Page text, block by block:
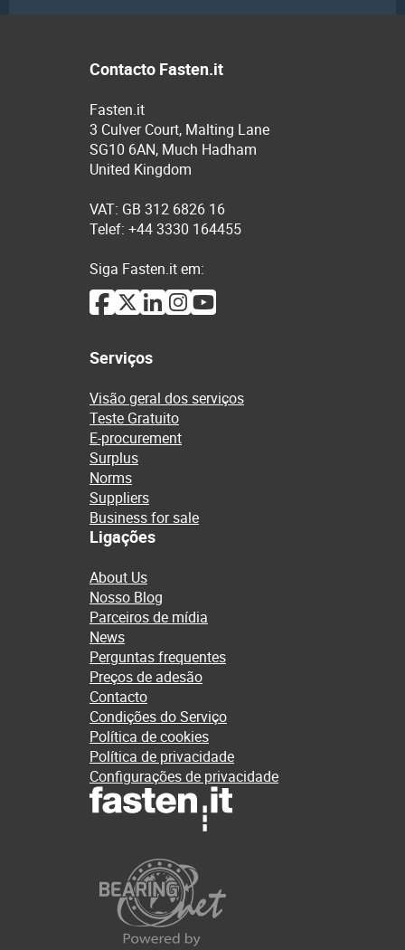
Contacto Fasten.it
Fasten.it
3 Culver Court, Malting Lane
SG10 6AN, Much Hadham
United Kingdom
VAT: GB 312 6826 16
Telef: +44 3330 164455
Siga Fasten.it em:
Serviços
Visão geral dos serviços
Teste Gratuito
E-procurement
Surplus
Norms
Suppliers
Business for sale
Ligações
About Us
Nosso Blog
Parceiros de mídia
News
Perguntas frequentes
Preços de adesão
Contacto
Condições do Serviço
Política de cookies
Política de privacidade
Configurações de privacidade